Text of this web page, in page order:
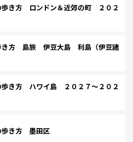
き方 ロンドン＆近郊の町 ２０２
き方 島旅 伊豆大島 利島（伊豆諸
き方 ハワイ島 ２０２７～２０２
き方 墨田区